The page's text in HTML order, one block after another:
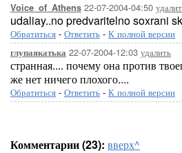
Voice_of_Athens 22-07-2004-04:50
udaliay..no predvaritelno soxrani
Обратиться - Ответить - К полной версии
глупаякатька 22-07-2004-12:03 удалить
странная.... почему она против
же нет ничего плохого....
Обратиться - Ответить - К полной версии
Комментарии (23): вверх^